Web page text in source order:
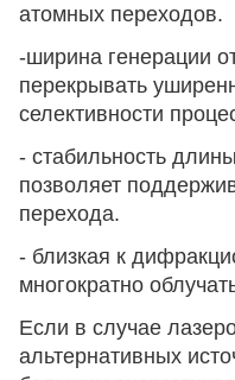
атомных переходов.
-ширина генерации
перекрывать
селективности
- стабильность
позволяет
перехода.
- близкая к
многократно
Если в случае
альтернативных